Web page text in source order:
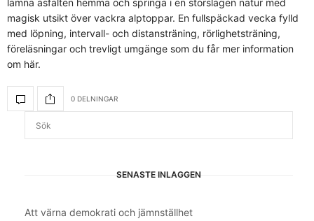
lämna asfalten hemma och springa i en storslagen natur med
magisk utsikt över vackra alptoppar. En fullspäckad vecka fylld
med löpning, intervall- och distansträning, rörlighetsträning,
föreläsningar och trevligt umgänge som du får mer information
om här.
0 DELNINGAR
SENASTE INLÄGGEN
Att värna demokrati och jämnställhet